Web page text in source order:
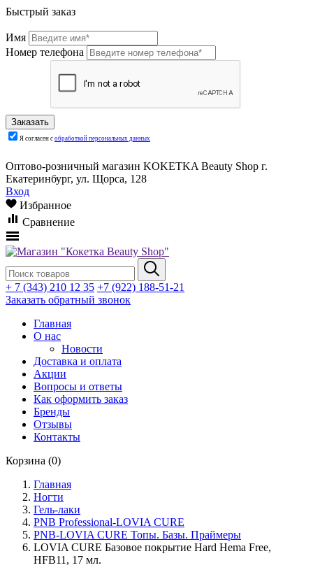
Быстрый заказ
Имя
Номер телефона
Я согласен с обработкой персональных данных
Оптово-розничный магазин KOKETKA Beauty Shop г.
Екатеринбург, ул. Щорса, 128
Вход
Избранное
Сравнение
+ 7 (343) 210 12 35 +7 (922) 188-51-21
Заказать обратный звонок
Главная
О нас
Новости
Доставка и оплата
Акции
Вопросы и ответы
Как оформить заказ
Бренды
Отзывы
Контакты
Корзина (0)
Главная
Ногти
Гель-лаки
PNB Professional-LOVIA CURE
PNB-LOVIA CURE Топы. Базы. Праймеры
LOVIA CURE Базовое покрытие Hard Hema Free,
HFB11, 17 мл.